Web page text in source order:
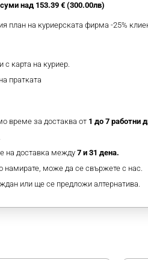
над 153.39 € (300.00лв)
план на куриерската фирма -25%
карта на куриер.
пратката
време за достаква от 1 до 7 работни
на доставка между 7 и 31 дена.
намирате, може да се свържете с нас.
или ще се предложи алтернатива.